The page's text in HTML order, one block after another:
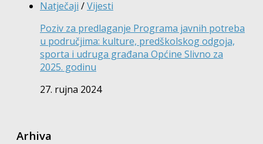
Natječaji /Vijesti
Poziv za predlaganje Programa javnih potreba
u područjima: kulture, predškolskog odgoja,
sporta i udruga građana Općine Slivno za
2025. godinu
27. rujna 2024
Arhiva